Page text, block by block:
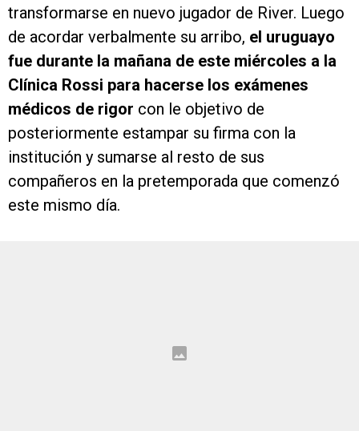
transformarse en nuevo jugador de River. Luego
de acordar verbalmente su arribo, el uruguayo
fue durante la mañana de este miércoles a la
Clínica Rossi para hacerse los exámenes
médicos de rigor con le objetivo de
posteriormente estampar su firma con la
institución y sumarse al resto de sus
compañeros en la pretemporada que comenzó
este mismo día.